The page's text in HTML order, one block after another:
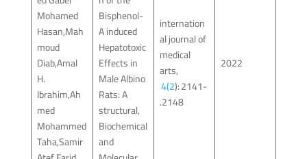
2022
internation
al journal of
medical
arts,
4(2): 2141-
2148.
Bisphenol-
A induced
Hepatotoxic
Effects in
Male Albino
Rats: A
structural,
Biochemical
and
Mohamed
Hasan,Mah
moud
Diab,Amal
H.
Ibrahim,Ah
med
Mohammed
Taha,Samir